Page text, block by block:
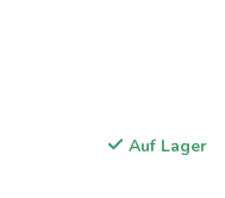
Auf Lager